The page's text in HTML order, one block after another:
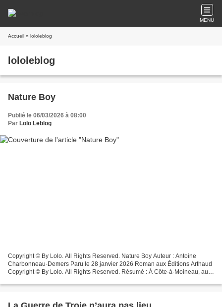
MENU
Accueil » lololeblog
lololeblog
Nature Boy
Publié le 06/03/2026 à 08:00
Par Lolo Leblog
Copyright © By Lolo. All Rights Reserved. Nature Boy Auteur : Antoine
Charbonneau-Demers Paru le 28 janvier 2026 Roman aux Éditions Arthaud
Copyright © By Lolo. All Rights Reserved. Résumé : À Côte-à-Moineau, au